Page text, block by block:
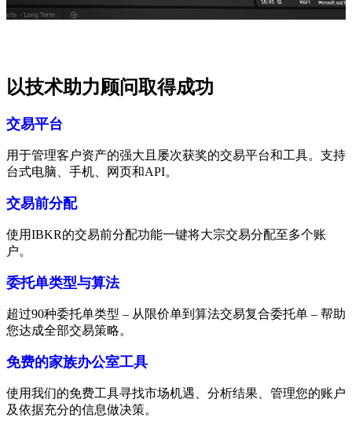
以技术助力顾问取得成功
交易平台
用于管理客户资产的强大且屡次获奖的交易平台和工具。支持
台式电脑、手机、网页和API。
交易前分配
使用IBKR的交易前分配功能一键将大宗交易分配至多个账
户。
委托单类型与算法
超过90种委托单类型 – 从限价单到算法交易复合委托单 – 帮助
您达成全部交易策略。
免费的家族办公室工具
使用我们的免费工具寻找市场机遇、分析结果、管理您的账户
及依据充分的信息做决策。